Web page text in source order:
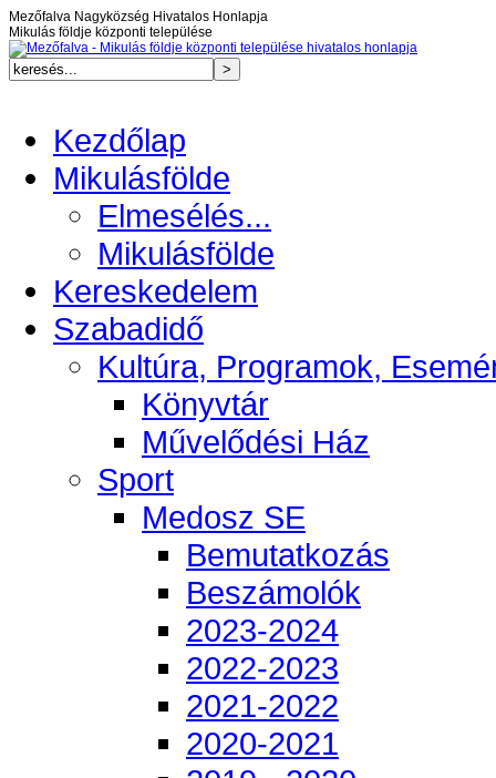
Mezőfalva Nagyközség Hivatalos Honlapja
Mikulás földje központi települése
Kezdőlap
Mikulásfölde
Elmesélés...
Mikulásfölde
Kereskedelem
Szabadidő
Kultúra, Programok,
Könyvtár
Művelődési Ház
Sport
Medosz SE
Bemutatkozás
Beszámolók
2023-2024
2022-2023
2021-2022
2020-2021